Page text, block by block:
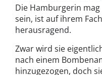
Die Hamburgerin
sein, ist auf ihrem
herausragend.
Zwar wird sie
nach einem
hinzugezogen, doch